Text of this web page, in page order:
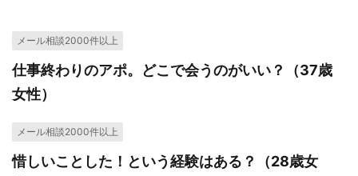
メール相談2000件以上
仕事終わりのアポ。どこで会うのがいい？（37歳
女性）
メール相談2000件以上
惜しいことした！という経験はある？（28歳女